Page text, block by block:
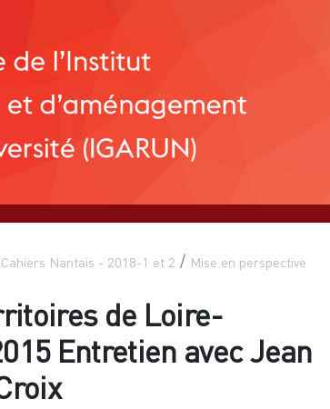
Nantais - 2018-1 et 2 Mise en perspective
de Loire-
Entretien avec Jean